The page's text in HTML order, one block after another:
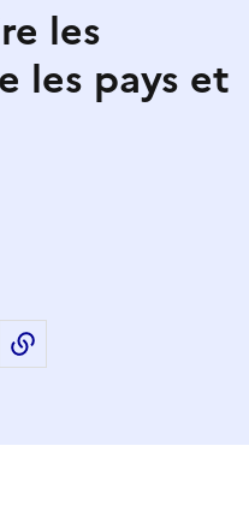
les
les pays et
LinkedInpar email